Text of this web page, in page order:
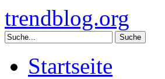
trendblog.org
Startseite